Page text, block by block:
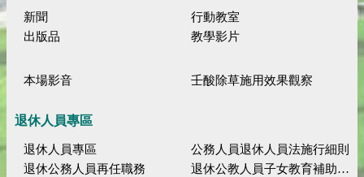
新聞
行動教室
出版品
教學影片
本場影音 壬酸除草施用效果觀察
退休人員專區
退休人員專區
公務人員退休人員法施行細則
退休公務人員再任職務
退休公教人員子女教育補助規定